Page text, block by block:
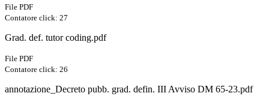
File PDF
Contatore click: 27
Grad. def. tutor coding.pdf
File PDF
Contatore click: 26
annotazione_Decreto pubb. grad. defin. III Avviso DM 65-23.pdf